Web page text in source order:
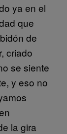
ya en el
que
de
criado
se siente
y eso no
la gira